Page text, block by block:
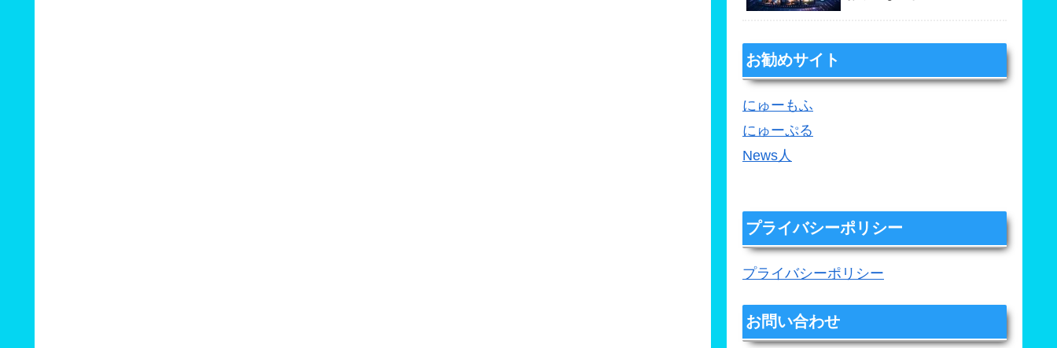
お勧めサイト
にゅーもふ
にゅーぷる
News人
プライバシーポリシー
プライバシーポリシー
お問い合わせ